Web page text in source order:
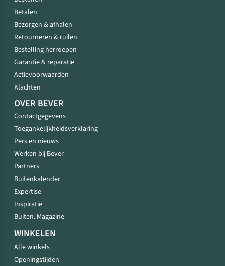
Betalen
Bezorgen & afhalen
Retourneren & ruilen
Bestelling herroepen
Garantie & reparatie
Actievoorwaarden
Klachten
OVER BEVER
Contactgegevens
Toegankelijkheidsverklaring
Pers en nieuws
Werken bij Bever
Partners
Buitenkalender
Expertise
Inspiratie
Buiten. Magazine
WINKELEN
Alle winkels
Openingstijden